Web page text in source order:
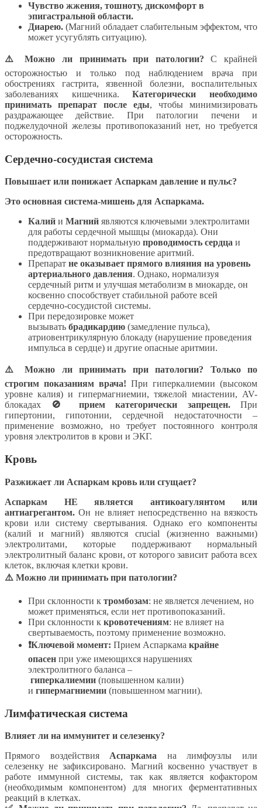
Чувство жжения, тошноту, дискомфорт в
эпигастральной области.
Диарею. (Магний обладает слабительным эффектом, что
может усугублять ситуацию).
⚠️ Можно ли принимать при патологии? С крайней
осторожностью и только под наблюдением врача при
обострениях гастрита, язвенной болезни, воспалительных
заболеваниях кишечника.Категорически необходимо
принимать препарат после еды, чтобы минимизировать
раздражающее действие. При патологии печени и
поджелудочной железы противопоказаний нет, но требуется
осторожность.
Сердечно-сосудистая система
Повышает или понижает Аспаркам давление и пульс?
Это основная система-мишень для Аспаркама.
Калий и Магний являются ключевыми электролитами
для работы сердечной мышцы (миокарда). Они
поддерживают нормальную проводимость сердца и
предотвращают возникновение аритмий.
Препарат не оказывает прямого влияния на уровень
артериального давления. Однако, нормализуя
сердечный ритм и улучшая метаболизм в миокарде, он
косвенно способствует стабильной работе всей
сердечно-сосудистой системы.
При передозировке может
вызывать брадикардию (замедление пульса),
атриовентрикулярную блокаду (нарушение проведения
импульса в сердце) и другие опасные аритмии.
⚠️ Можно ли принимать при патологии?
Только по
строгим показаниям врача! При гиперкалиемии (высоком
уровне калия) и гипермагниемии, тяжелой миастении, AV-
блокадах
🚫 прием категорически запрещен.При
гипертонии, гипотонии, сердечной недостаточности –
применение возможно, но требует постоянного контроля
уровня электролитов в крови и ЭКГ.
Кровь
Разжижает ли Аспаркам кровь или сгущает?
Аспаркам НЕ является антикоагулянтом или
антиагрегантом. Он не влияет непосредственно на вязкость
крови или систему свертывания. Однако его компоненты
(калий и магний) являются crucial (жизненно важными)
электролитами, которые поддерживают нормальный
электролитный баланс крови, от которого зависит работа всех
клеток, включая клетки крови.
⚠️ Можно ли принимать при патологии?
При склонности к тромбозам: не является лечением, но
может применяться, если нет противопоказаний.
При склонности к кровотечениям: не влияет на
свертываемость, поэтому применение возможно.
❗Ключевой момент: Прием Аспаркама крайне
опасен при уже имеющихся нарушениях
электролитного баланса –
гиперкалиемии (повышенном калии)
и гипермагниемии (повышенном магнии).
Лимфатическая система
Влияет ли на иммунитет и селезенку?
Прямого воздействия Аспаркама на лимфоузлы или
селезенку не зафиксировано. Магний косвенно участвует в
работе иммунной системы, так как является кофактором
(необходимым компонентом) для многих ферментативных
реакций в клетках.